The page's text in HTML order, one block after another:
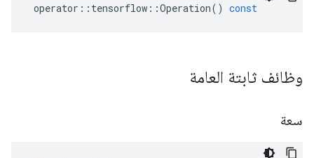
operator :: tensorflow ::Operation() const
وظائف ثابتة العامة
سعة